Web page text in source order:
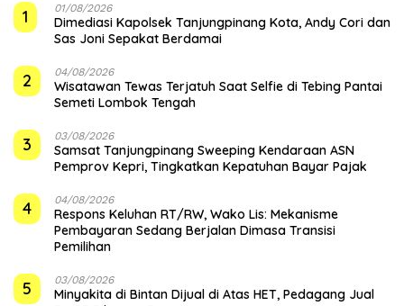
1 01/08/2026
Dimediasi Kapolsek Tanjungpinang Kota, Andy Cori dan
Sas Joni Sepakat Berdamai
2 04/08/2026
Wisatawan Tewas Terjatuh Saat Selfie di Tebing Pantai
Semeti Lombok Tengah
3 03/08/2026
Samsat Tanjungpinang Sweeping Kendaraan ASN
Pemprov Kepri, Tingkatkan Kepatuhan Bayar Pajak
4 04/08/2026
‎Respons Keluhan RT/RW, Wako Lis: Mekanisme
Pembayaran Sedang Berjalan Dimasa Transisi
Pemilihan
5 03/08/2026
Minyakita di Bintan Dijual di Atas HET, Pedagang Jual